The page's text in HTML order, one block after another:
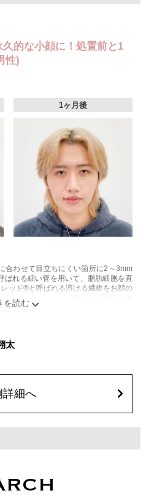
的な小顔に！処置前と1
性)
1ヶ月後
合わせて目立ちにくい箇所に2～3mm
ばれる細い管を用いて、脂肪細胞を直
ッド®と呼ばれる溶ける繊維をお顔の
皮膚を内側から引き上げて固定しま
、しびれ、むくみ、内出血、引き攣れ
ございます。また、稀に貧血、細菌感
、ぼこつき、硬結、瘢痕化、色素沈
出などを生じることがございます。
円(税込)
)
太
詳細へ